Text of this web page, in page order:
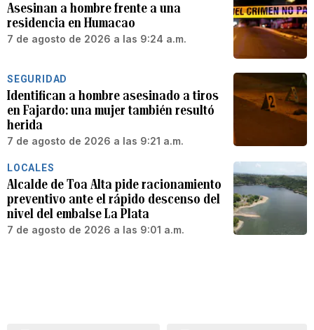
Asesinan a hombre frente a una
residencia en Humacao
7 de agosto de 2026 a las 9:24 a.m.
SEGURIDAD
Identifican a hombre asesinado a tiros
en Fajardo: una mujer también resultó
herida
7 de agosto de 2026 a las 9:21 a.m.
LOCALES
Alcalde de Toa Alta pide racionamiento
preventivo ante el rápido descenso del
nivel del embalse La Plata
7 de agosto de 2026 a las 9:01 a.m.